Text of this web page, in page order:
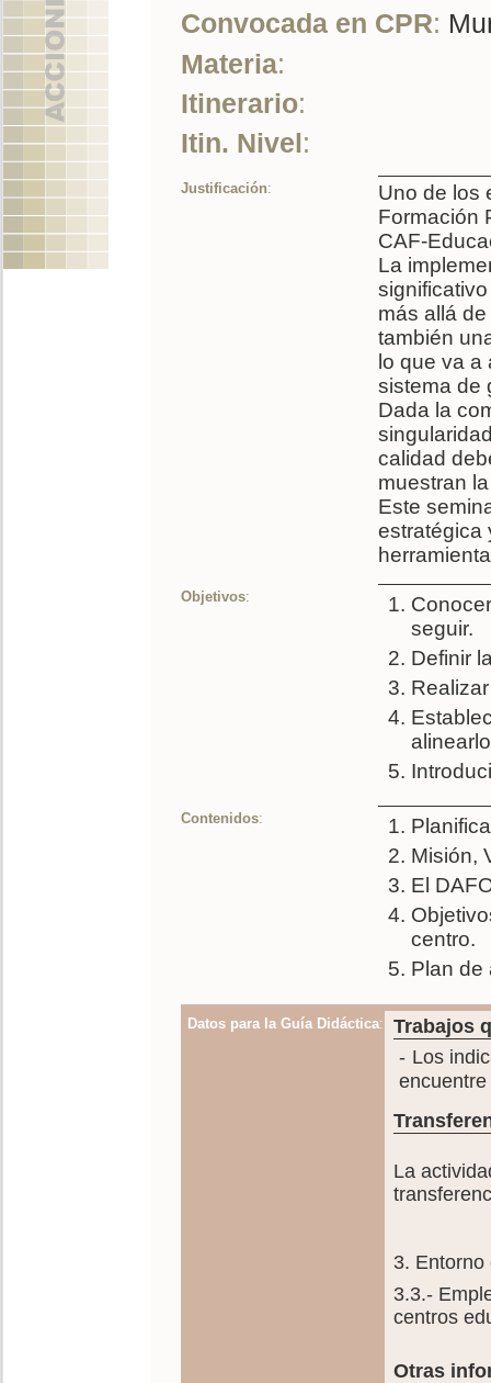
Convocada en CPR:
Materia:
Itinerario:
Itin. Nivel :
Justificación:
Uno de los
Formación
CAF-
La
más allá
también
lo que va
sistema de
Dada la
calidad
muestran
Este
estratégica
Objetivos:
seguir.
Definir
Contenidos:
Misión,
El
centro.
Plan de
Datos para la Guía Didáctica:
Trabajos
- Los
La
3. Entorno
3.3.-
centros
Otras